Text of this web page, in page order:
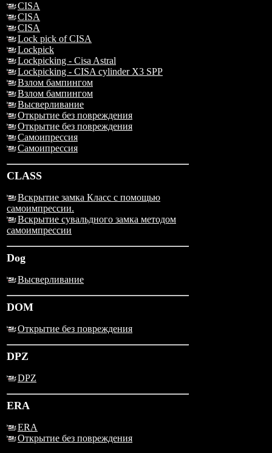
CISA
CISA
CISA
Lock pick of CISA
Lockpick
Lockpicking - Cisa Astral
Lockpicking - CISA cylinder X3 SPP
Взлом бампингом
Взлом бампингом
Высверливание
Открытие без повреждения
Открытие без повреждения
Самоипрессия
Самоипрессия
CLASS
Вскрытие замка Класс с помощью
самоимпрессии.
Вскрытие сувальдного замка методом
самоимпрессии
Dog
Высверливание
DOM
Открытие без повреждения
DPZ
DPZ
ERA
ERA
Открытие без повреждения